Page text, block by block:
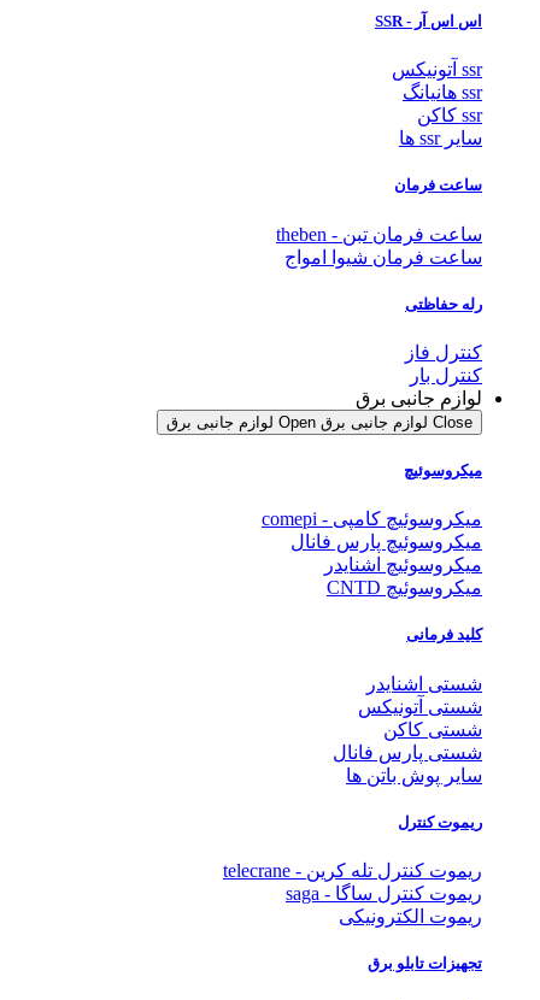
اس اس آر - SSR
ssr آتونیکس
ssr هانیانگ
ssr کاکن
سایر ssr ها
ساعت فرمان
ساعت فرمان تبن - theben
ساعت فرمان شیوا امواج
رله حفاظتی
کنترل فاز
کنترل بار
لوازم جانبی برق
Close لوازم جانبی برق Open لوازم جانبی برق
میکروسوئیچ
میکروسوئیچ کامپی - comepi
میکروسوئیچ پارس فانال
میکروسوئیچ اشنایدر
میکروسوئیچ CNTD
کلید فرمانی
شستی اشنایدر
شستی آتونیکس
شستی کاکن
شستی پارس فانال
سایر پوش باتن ها
ریموت کنترل
ریموت کنترل تله کرین - telecrane
ریموت کنترل ساگا - saga
ریموت الکترونیکی
تجهیزات تابلو برق